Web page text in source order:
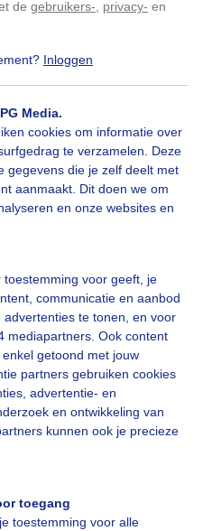
de gebruikers- privacy- en
Inloggen
Media.
cookies om informatie over
te verzamelen. Deze
gegevens die je zelf deelt met
aanmaakt. Dit doen we om
en onze websites en
voor geeft, je
communicatie en aanbod
te tonen, en voor
mediapartners. Ook content
getoond met jouw
partners gebruiken cookies
advertentie- en
en ontwikkeling van
kunnen ook je precieze
toegang
toestemming voor alle
18-11-2025, 29x bekeken
geduld aub...
te passen